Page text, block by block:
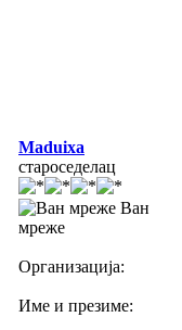
Maduixa
староседелац
Ван
мреже
Организација:
Име и презиме: